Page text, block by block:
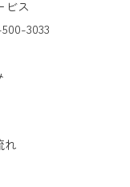
ビス
3033
れ